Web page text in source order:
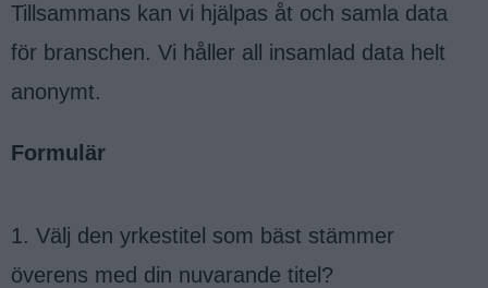
Tillsammans kan vi hjälpas åt och samla data
för branschen. Vi håller all insamlad data helt
anonymt.
Formulär
1. Välj den yrkestitel som bäst stämmer
överens med din nuvarande titel?